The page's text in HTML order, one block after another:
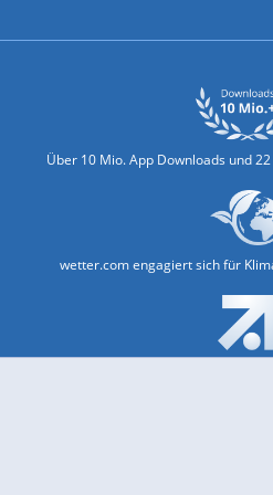
Über 10 Mio. App Downloads und
wetter.com engagiert sich für